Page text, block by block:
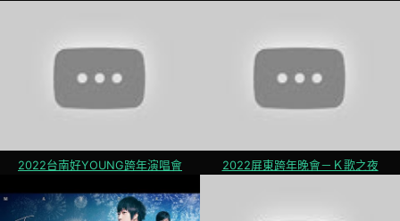
2022台南好YOUNG跨年演唱會 2022屏東跨年晚會－Ｋ歌之夜